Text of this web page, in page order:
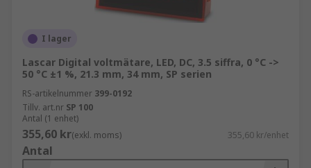
I lager
Lascar Digital voltmätare, LED, DC, 3.5 siffra, 0 °C ->
50 °C ±1 %, 21.3 mm, 34 mm, SP serien
RS-artikelnummer 399-0192
Tillv. art.nr SP 100
Antal (1 enhet)
355,60 kr(exkl. moms) 355,60 kr/enhet
Antal